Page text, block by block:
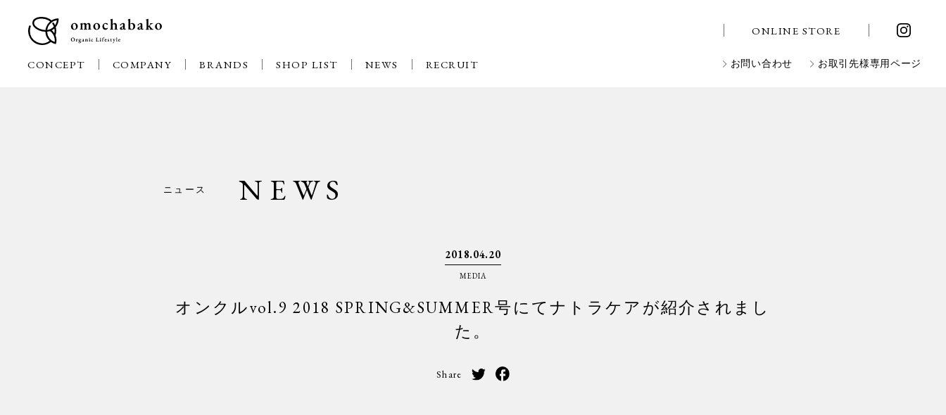
ONLINE STORE
お問い合わせ お取引先様専用ページ
CONCEPT COMPANY BRANDS SHOP LIST NEWS RECRUIT
ニュース NEWS
2018.04.20
MEDIA
オンクルvol.9 2018 SPRING&SUMMER号にてナトラケアが紹介されまし
た。
Share